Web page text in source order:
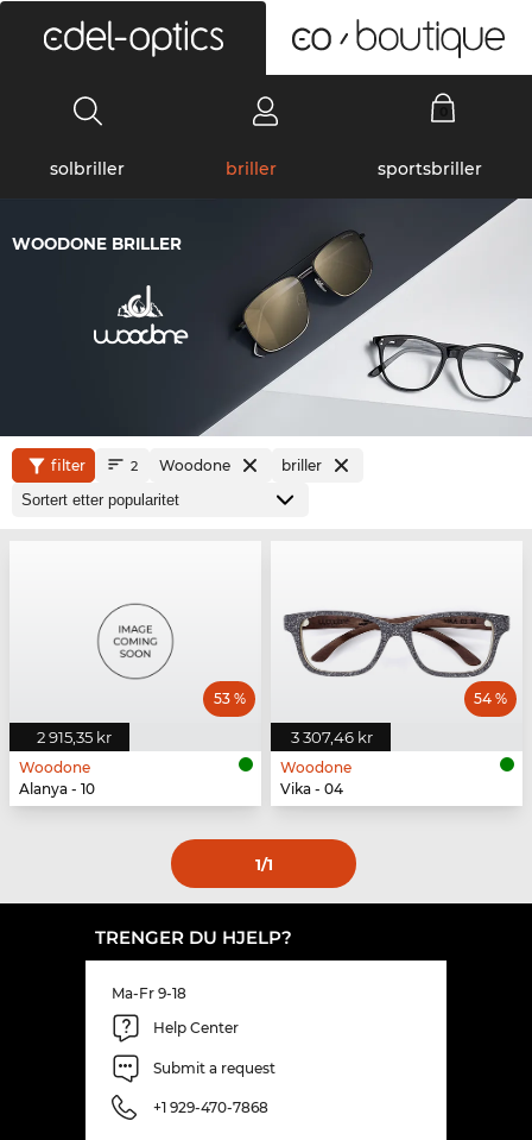
solbriller briller sportsbriller
WOODONE BRILLER
filter 2 Woodone briller
2 915,35 kr
53 %
Woodone
Alanya - 10
3 307,46 kr
54 %
Woodone
Vika - 04
1/1
TRENGER DU HJELP?
Ma-Fr 9-18
Help Center
Submit a request
+1 929-470-7868